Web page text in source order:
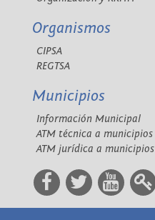
Organismos
CIPSA
REGTSA
Municipios
Información Municipal
ATM técnica a municipios
ATM jurídica a municipios